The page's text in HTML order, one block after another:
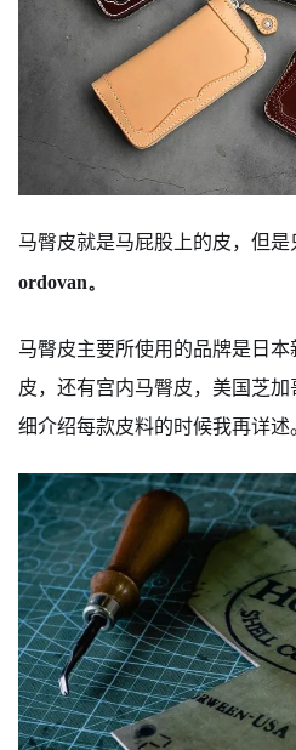
马臀皮就是马屁股上的皮，但
ordovan。
马臀皮主要所使用的品牌是日
皮，还有宫内马臀皮，美国芝
细介绍每款皮料的时候我再详述。